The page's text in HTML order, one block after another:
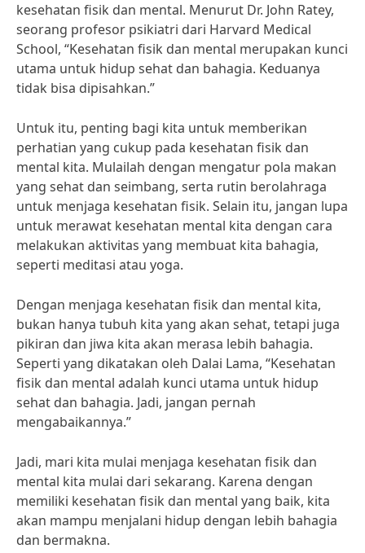
kesehatan fisik dan mental. Menurut Dr. John Ratey,
seorang profesor psikiatri dari Harvard Medical
School, “Kesehatan fisik dan mental merupakan kunci
utama untuk hidup sehat dan bahagia. Keduanya
tidak bisa dipisahkan.”
Untuk itu, penting bagi kita untuk memberikan
perhatian yang cukup pada kesehatan fisik dan
mental kita. Mulailah dengan mengatur pola makan
yang sehat dan seimbang, serta rutin berolahraga
untuk menjaga kesehatan fisik. Selain itu, jangan lupa
untuk merawat kesehatan mental kita dengan cara
melakukan aktivitas yang membuat kita bahagia,
seperti meditasi atau yoga.
Dengan menjaga kesehatan fisik dan mental kita,
bukan hanya tubuh kita yang akan sehat, tetapi juga
pikiran dan jiwa kita akan merasa lebih bahagia.
Seperti yang dikatakan oleh Dalai Lama, “Kesehatan
fisik dan mental adalah kunci utama untuk hidup
sehat dan bahagia. Jadi, jangan pernah
mengabaikannya.”
Jadi, mari kita mulai menjaga kesehatan fisik dan
mental kita mulai dari sekarang. Karena dengan
memiliki kesehatan fisik dan mental yang baik, kita
akan mampu menjalani hidup dengan lebih bahagia
dan bermakna.